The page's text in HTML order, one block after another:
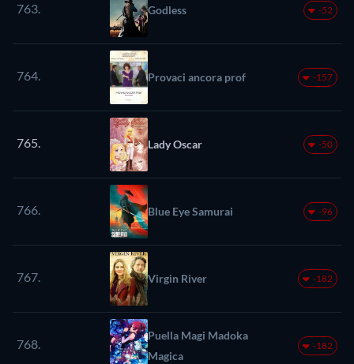
763. Godless -52
764. Provaci ancora prof -157
765. Lady Oscar -50
766. Blue Eye Samurai -96
767. Virgin River -182
768.
Puella Magi Madoka
Magica
-182